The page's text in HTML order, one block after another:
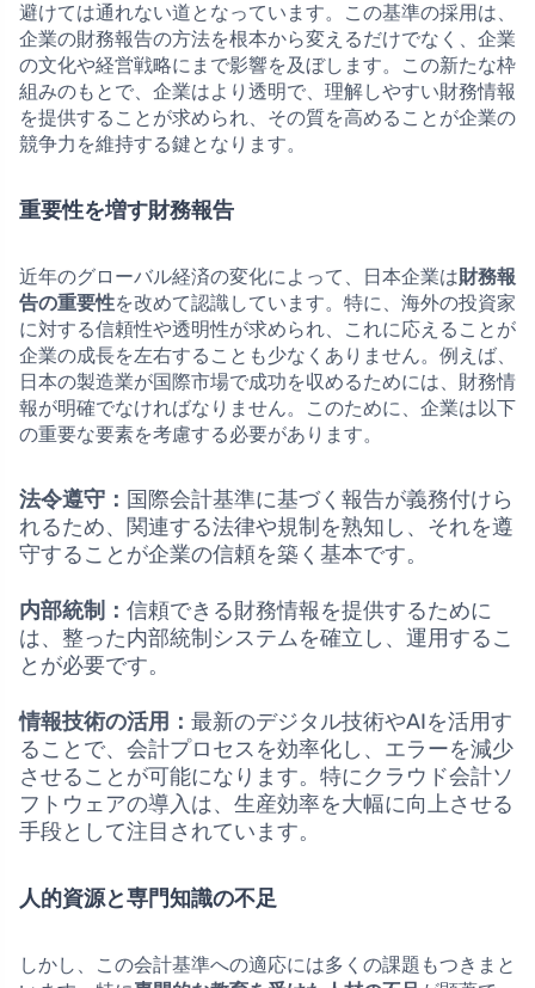
避けては通れない道となっています。この基準の採用は、
企業の財務報告の方法を根本から変えるだけでなく、企業
の文化や経営戦略にまで影響を及ぼします。この新たな枠
組みのもとで、企業はより透明で、理解しやすい財務情報
を提供することが求められ、その質を高めることが企業の
競争力を維持する鍵となります。
重要性を増す財務報告
近年のグローバル経済の変化によって、日本企業は財務報
告の重要性を改めて認識しています。特に、海外の投資家
に対する信頼性や透明性が求められ、これに応えることが
企業の成長を左右することも少なくありません。例えば、
日本の製造業が国際市場で成功を収めるためには、財務情
報が明確でなければなりません。このために、企業は以下
の重要な要素を考慮する必要があります。
法令遵守： 国際会計基準に基づく報告が義務付けら
れるため、関連する法律や規制を熟知し、それを遵
守することが企業の信頼を築く基本です。
内部統制： 信頼できる財務情報を提供するために
は、整った内部統制システムを確立し、運用するこ
とが必要です。
情報技術の活用： 最新のデジタル技術やAIを活用す
ることで、会計プロセスを効率化し、エラーを減少
させることが可能になります。特にクラウド会計ソ
フトウェアの導入は、生産効率を大幅に向上させる
手段として注目されています。
人的資源と専門知識の不足
しかし、この会計基準への適応には多くの課題もつきまと